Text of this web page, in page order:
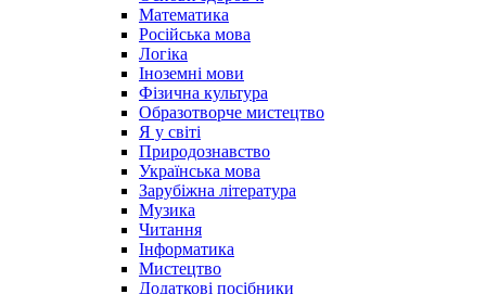
Математика
Російська мова
Логіка
Іноземні мови
Фізична культура
Образотворче мистецтво
Я у світі
Природознавство
Українська мова
Зарубіжна література
Музика
Читання
Інформатика
Мистецтво
Додаткові посібники